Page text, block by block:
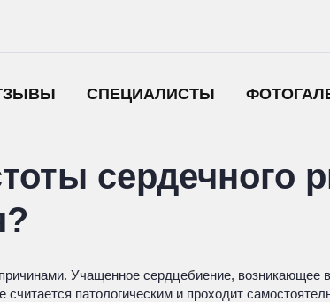
СПЕЦИАЛИСТЫ
сердечного
Учащенное сердцебиение, возникающее
патологическим и проходит